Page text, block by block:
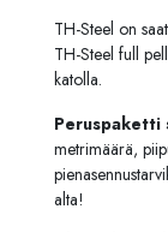
TH-Steel on
TH-Steel full
katolla.
Peruspaketti
metrimäärä,
alta!